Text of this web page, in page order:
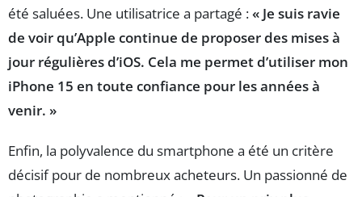
été saluées. Une utilisatrice a partagé :« Je suis ravie
de voir qu’Apple continue de proposer des mises à
jour régulières d’iOS. Cela me permet d’utiliser mon
iPhone 15 en toute confiance pour les années à
venir. »
Enfin, la polyvalence du smartphone a été un critère
décisif pour de nombreux acheteurs. Un passionné de